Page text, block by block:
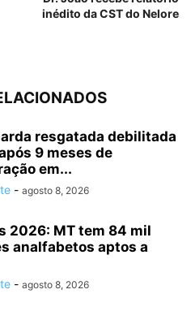
inédito da CST do Nelore
resgatada debilitada
9 meses de
em...
- agosto 8, 2026
2026: MT tem 84 mil
analfabetos aptos a
- agosto 8, 2026